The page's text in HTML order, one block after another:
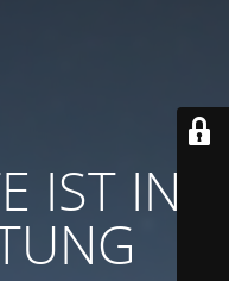
IST IN